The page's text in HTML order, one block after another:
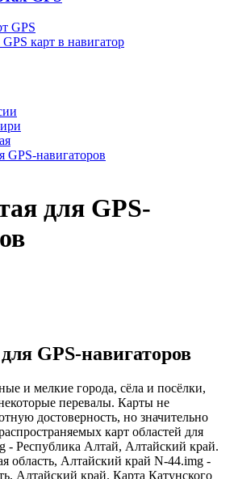
GPS
карт в навигатор
GPS-навигаторов
для GPS-
GPS-навигаторов
и мелкие города, сёла и посёлки,
перевалы. Карты не
достоверность, но значительно
карт областей для
- Республика Алтай, Алтайский край.
область, Алтайский край N-44.img -
Алтайский край. Карта Катунского